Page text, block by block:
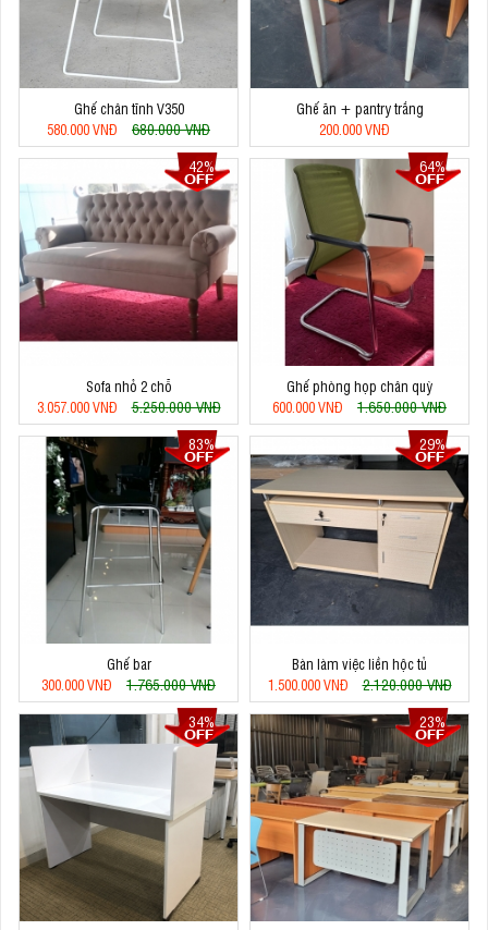
Ghế chân tĩnh V350
580.000 VNĐ
680.000 VNĐ
Ghế ăn + pantry trắng
200.000 VNĐ
42%
Sofa nhỏ 2 chỗ
3.057.000 VNĐ
5.250.000 VNĐ
64%
Ghế phòng họp chân quỳ
600.000 VNĐ
1.650.000 VNĐ
83%
Ghế bar
300.000 VNĐ
1.765.000 VNĐ
29%
Bàn làm việc liền hộc tủ
1.500.000 VNĐ
2.120.000 VNĐ
34%
23%